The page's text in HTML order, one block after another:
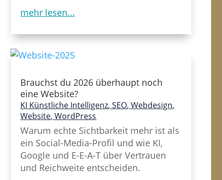
mehr lesen...
Brauchst du 2026 überhaupt noch
eine Website?
KI Künstliche Intelligenz,SEO,Webdesign,
Website,WordPress
Warum echte Sichtbarkeit mehr ist als
ein Social-Media-Profil und wie KI,
Google und E-E-A-T über Vertrauen
und Reichweite entscheiden.